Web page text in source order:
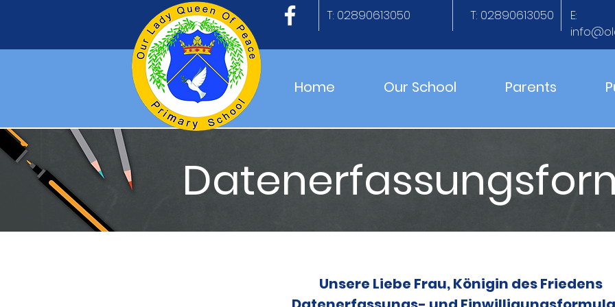
Home Our School Parents
T: 02890613050 T: 02890613050
E:
Unsere Liebe Frau, Königin des Friedens